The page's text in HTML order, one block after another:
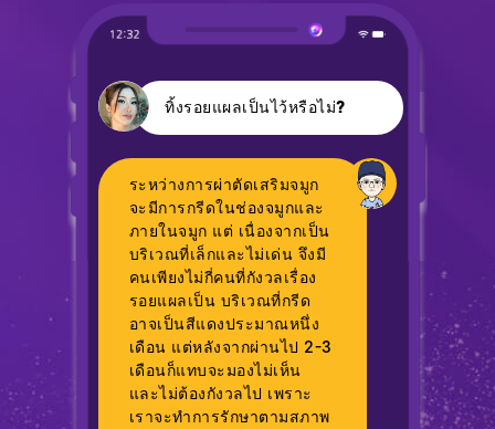
ทิ้งรอยแผลเป็นไว้หรือไม่?
ระหว่างการผ่าตัดเสริมจมูก
จะมีการกรีดในช่องจมูกและ
ภายในจมูก แต่ เนื่องจากเป็น
บริเวณที่เล็กและไม่เด่น จึงมี
คนเพียงไม่กี่คนที่กังวลเรื่อง
รอยแผลเป็น บริเวณที่กรีด
อาจเป็นสีแดงประมาณหนึ่ง
เดือน แต่หลังจากผ่านไป 2-3
เดือนก็แทบจะมองไม่เห็น
และไม่ต้องกังวลไป เพราะ
เราจะทำการรักษาตามสภาพ